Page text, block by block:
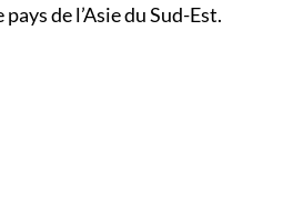
de l’Asie du Sud-Est.